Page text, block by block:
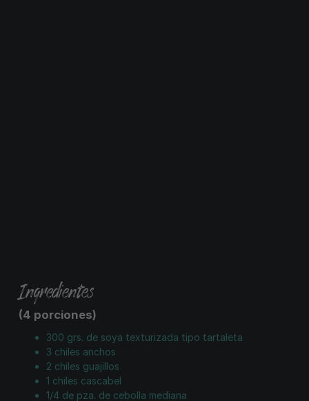
Ingredientes
(4 porciones)
300 grs. de soya texturizada tipo tartaleta
3 chiles anchos
2 chiles guajillos
1 chiles cascabel
1/4 de pza. de cebolla mediana